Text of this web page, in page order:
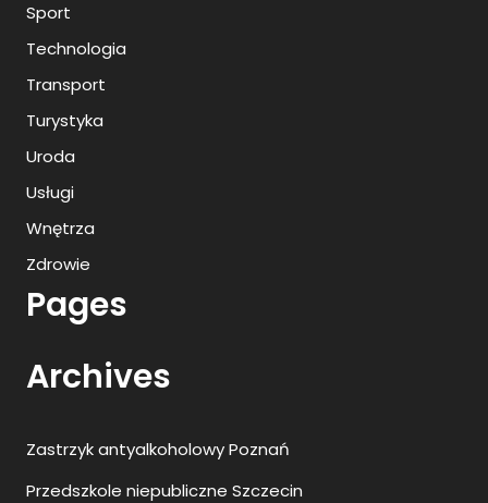
Sport
Technologia
Transport
Turystyka
Uroda
Usługi
Wnętrza
Zdrowie
Pages
Archives
Zastrzyk antyalkoholowy Poznań
Przedszkole niepubliczne Szczecin